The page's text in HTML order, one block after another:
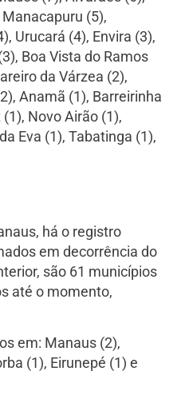
(5),
Urucará (4), Envira (3),
Boa Vista do Ramos
da Várzea (2),
Anamã (1), Barreirinha
Novo Airão (1),
Eva (1), Tabatinga (1),
há o registro
em decorrência do
são 61 municípios
até o momento,
em: Manaus (2),
(1), Eirunepé (1) e